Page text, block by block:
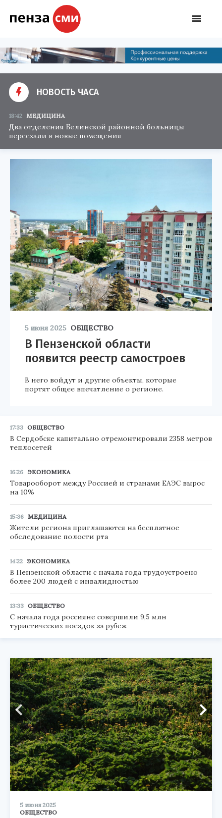
НОВОСТЬ ЧАСА
18:42 МЕДИЦИНА
Два отделения Белинской районной больницы
переехали в новые помещения
5 июня 2025 ОБЩЕСТВО
В Пензенской области
появится реестр самостроев
В него войдут и другие объекты, которые
портят общее впечатление о регионе.
17:33 ОБЩЕСТВО
В Сердобске капитально отремонтировали 2358 метров
теплосетей
16:26 ЭКОНОМИКА
Товарооборот между Россией и странами ЕАЭС вырос
на 10%
15:36 МЕДИЦИНА
Жители региона приглашаются на бесплатное
обследование полости рта
14:22 ЭКОНОМИКА
В Пензенской области с начала года трудоустроено
более 200 людей с инвалидностью
13:33 ОБЩЕСТВО
С начала года россияне совершили 9,5 млн
туристических поездок за рубеж
5 июня 2025
ОБЩЕСТВО